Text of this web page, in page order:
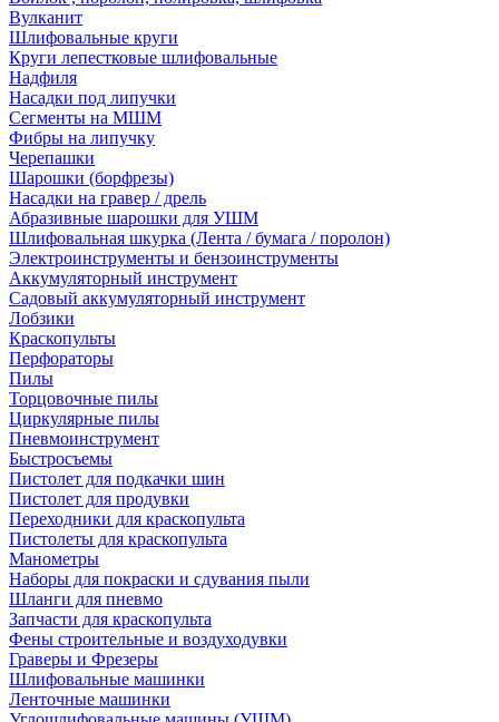
Вулканит
Шлифовальные круги
Круги лепестковые шлифовальные
Надфиля
Насадки под липучки
Сегменты на МШМ
Фибры на липучку
Черепашки
Шарошки (борфрезы)
Насадки на гравер / дрель
Абразивные шарошки для УШМ
Шлифовальная шкурка (Лента / бумага / поролон)
Электроинструменты и бензоинструменты
Аккумуляторный инструмент
Садовый аккумуляторный инструмент
Лобзики
Краскопульты
Перфораторы
Пилы
Торцовочные пилы
Циркулярные пилы
Пневмоинструмент
Быстросъемы
Пистолет для подкачки шин
Пистолет для продувки
Переходники для краскопульта
Пистолеты для краскопульта
Манометры
Наборы для покраски и сдувания пыли
Шланги для пневмо
Запчасти для краскопульта
Фены строительные и воздуходувки
Граверы и Фрезеры
Шлифовальные машинки
Ленточные машинки